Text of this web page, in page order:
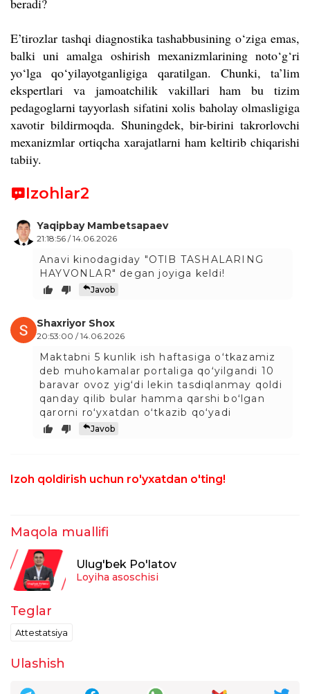
beradi?
E’tirozlar tashqi diagnostika tashabbusining o‘ziga emas,
balki uni amalga oshirish mexanizmlarining noto‘g‘ri
yo‘lga qo‘yilayotganligiga qaratilgan. Chunki, ta’lim
ekspertlari va jamoatchilik vakillari ham bu tizim
pedagoglarni tayyorlash sifatini xolis baholay olmasligiga
xavotir bildirmoqda. Shuningdek, bir-birini takrorlovchi
mexanizmlar ortiqcha xarajatlarni ham keltirib chiqarishi
tabiiy.
Izohlar2
Yaqipbay Mambetsapaev
21:18:56 / 14.06.2026
Anavi kinodagiday "OTIB TASHALARING
HAYVONLAR" degan joyiga keldi!
Javob
Shaxriyor Shox
20:53:00 / 14.06.2026
Maktabni 5 kunlik ish haftasiga oʻtkazamiz
deb muhokamalar portaliga qoʻyilgandi 10
baravar ovoz yigʻdi lekin tasdiqlanmay qoldi
qanday qilib bular hamma qarshi boʻlgan
qarorni roʻyxatdan oʻtkazib qoʻyadi
Javob
Izoh qoldirish uchun ro'yxatdan o'ting!
Maqola muallifi
Ulug'bek Po'latov
Loyiha asoschisi
Teglar
Attestatsiya
Ulashish